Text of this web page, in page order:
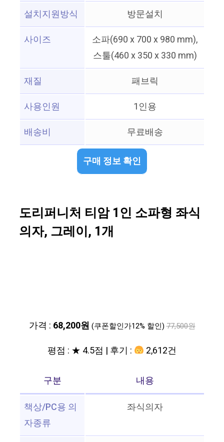
설치지원방식
방문설치
사이즈
소파(690 x 700 x 980 mm),
스툴(460 x 350 x 330 mm)
재질
패브릭
사용인원
1인용
배송비
무료배송
구매 정보 확인
도리퍼니처 티암 1인 소파형 좌식
의자, 그레이, 1개
가격 : 68,200원 (쿠폰할인가12% 할인) 77,500원
평점 : ★ 4.5점 | 후기 : 2,612건
구분
내용
책상/PC용 의
자종류
좌식의자